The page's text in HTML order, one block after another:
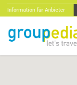
Information für Anbieter